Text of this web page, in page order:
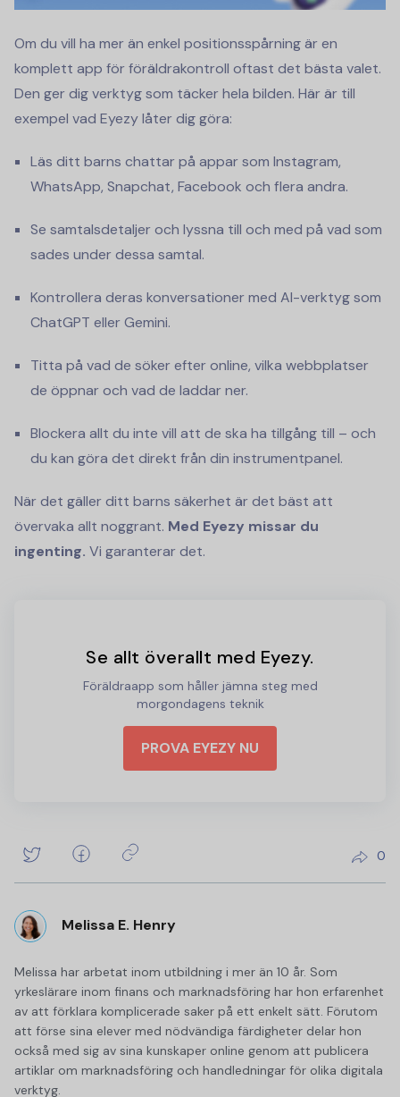
Om du vill ha mer än enkel positionsspårning är en
komplett app för föräldrakontroll oftast det bästa valet.
Den ger dig verktyg som täcker hela bilden. Här är till
exempel vad Eyezy låter dig göra:
Läs ditt barns chattar på appar som Instagram,
WhatsApp, Snapchat, Facebook och flera andra.
Se samtalsdetaljer och lyssna till och med på vad som
sades under dessa samtal.
Kontrollera deras konversationer med AI-verktyg som
ChatGPT eller Gemini.
Titta på vad de söker efter online, vilka webbplatser
de öppnar och vad de laddar ner.
Blockera allt du inte vill att de ska ha tillgång till – och
du kan göra det direkt från din instrumentpanel.
När det gäller ditt barns säkerhet är det bäst att
övervaka allt noggrant. Med Eyezy missar du
ingenting. Vi garanterar det.
Se allt överallt med Eyezy.
Föräldraapp som håller jämna steg med
morgondagens teknik
PROVA EYEZY NU
0
Melissa E. Henry
Melissa har arbetat inom utbildning i mer än 10 år. Som
yrkeslärare inom finans och marknadsföring har hon erfarenhet
av att förklara komplicerade saker på ett enkelt sätt. Förutom
att förse sina elever med nödvändiga färdigheter delar hon
också med sig av sina kunskaper online genom att publicera
artiklar om marknadsföring och handledningar för olika digitala
verktyg.